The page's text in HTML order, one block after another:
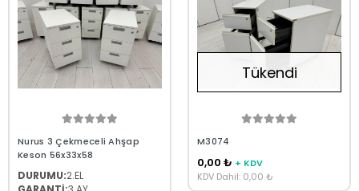
Nurus 3 Çekmeceli Ahşap
Keson 56x33x58
DURUMU:2.EL
Tükendi
M3074
0,00 ₺ + KDV
KDV Dahil: 0,00 ₺